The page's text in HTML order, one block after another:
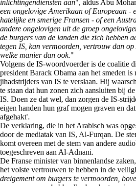
inlichtingendiensten aan", aldus Abu
een ongelovige Amerikaan of Europeaan -
hatelijke en smerige Fransen - of een
andere ongelovigen uit de groep
de burgers van de landen die zich hebben
tegen IS, kan vermoorden, vertrouw dan
welke manier dan ook."
Volgens de IS-woordvoerder is de coalitie
president Barack Obama aan het smeden is
jihadstrijders van IS te verslaan. Hij
te staan dat hun zonen zich aansluiten bij
IS. Doen ze dat wel, dan zorgen de IS-
eigen handen hun graf mogen graven en
afgehakt'.
De verklaring, die in het Arabisch was
door de mediatak van IS, Al-Furqan. De
komt overeen met de stem van andere
toegeschreven aan Al-Adnani.
De Franse minister van binnenlandse
het volste vertrouwen te hebben in de
dreigement om burgers te vermoorden,